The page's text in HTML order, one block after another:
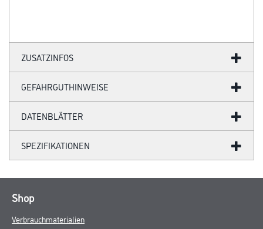
ZUSATZINFOS
GEFAHRGUTHINWEISE
DATENBLÄTTER
SPEZIFIKATIONEN
Shop
Verbrauchmaterialien